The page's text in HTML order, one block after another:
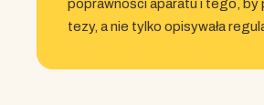
poprawności aparatu i tego, by
tezy, a nie tylko opisywała